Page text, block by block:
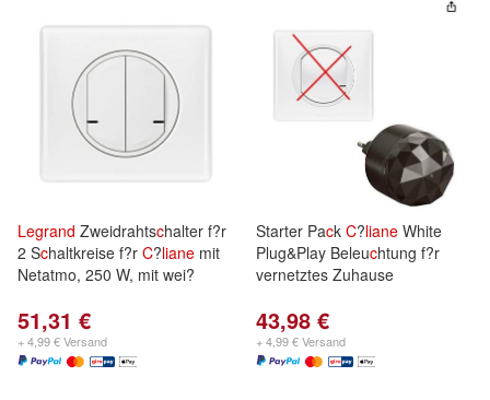
Legrand Zweidrahtschalter f?r
2 Schaltkreise f?r C?liane mit
Netatmo, 250 W, mit wei?
51,31 €
+ 4,99 € Versand
Starter Pack C?liane White
Plug&Play Beleuchtung f?r
vernetztes Zuhause
43,98 €
+ 4,99 € Versand